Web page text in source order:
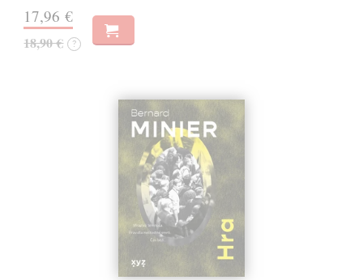
17,96 €
18,90 € ?